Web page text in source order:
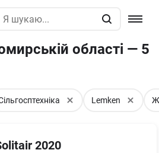
області — 5
Lemken
2020